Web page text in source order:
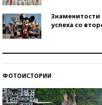
успеха со
ФОТОИСТОРИИ